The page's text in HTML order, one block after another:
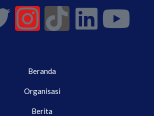
Beranda
Organisasi
Berita